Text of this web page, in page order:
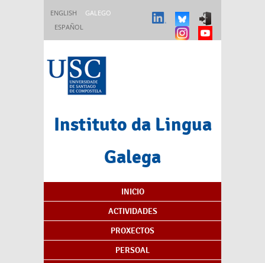
ENGLISH
GALEGO
ESPAÑOL
Instituto da Lingua
Galega
Índice de contidos
INICIO
ACTIVIDADES
PROXECTOS
PERSOAL